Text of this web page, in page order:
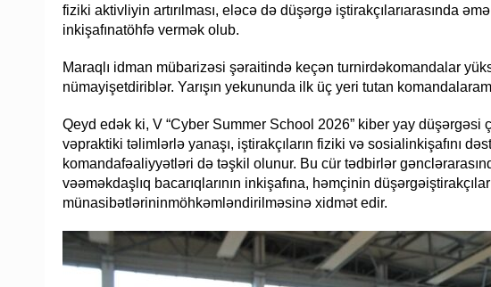
fiziki aktivliyin artırılması, eləcə də düşərgə iştirakçılarıarasında
inkişafınatöhfə vermək olub.
Maraqlı idman mübarizəsi şəraitində keçən turnirdəkomandalar
nümayişetdiriblər. Yarışın yekununda ilk üç yeri tutan
Qeyd edək ki, V “Cyber Summer School 2026” kiber yay
vəpraktiki təlimlərlə yanaşı, iştirakçıların fiziki və sosialinkişafını
komandafəaliyyətləri də təşkil olunur. Bu cür tədbirlər
vəəməkdaşlıq bacarıqlarının inkişafına, həmçinin
münasibətlərininmöhkəmləndirilməsinə xidmət edir.